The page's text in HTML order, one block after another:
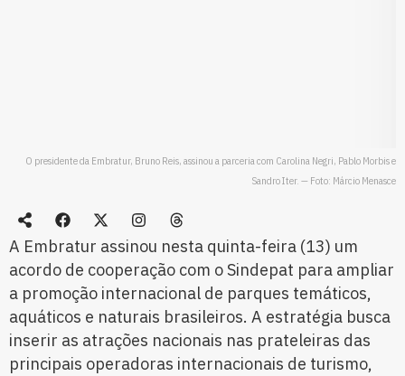
O presidente da Embratur, Bruno Reis, assinou a parceria com Carolina Negri, Pablo Morbis e
Sandro Iter. — Foto: Márcio Menasce
A Embratur assinou nesta quinta-feira (13) um
acordo de cooperação com o Sindepat para ampliar
a promoção internacional de parques temáticos,
aquáticos e naturais brasileiros. A estratégia busca
inserir as atrações nacionais nas prateleiras das
principais operadoras internacionais de turismo,